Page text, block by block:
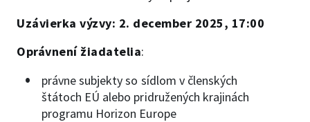
Uzávierka výzvy: 2. december 2025, 17:00
Oprávnení žiadatelia:
právne subjekty so sídlom v členských
štátoch EÚ alebo pridružených krajinách
programu Horizon Europe